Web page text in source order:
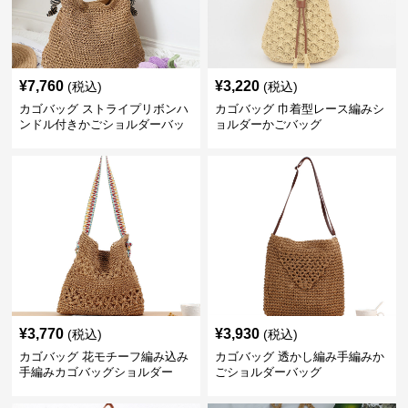
¥7,760 (税込)
カゴバッグ ストライプリボンハ
ンドル付きかごショルダーバッ
¥3,220 (税込)
カゴバッグ 巾着型レース編みシ
ョルダーかごバッグ
¥3,770 (税込)
カゴバッグ 花モチーフ編み込み
手編みカゴバッグショルダー
¥3,930 (税込)
カゴバッグ 透かし編み手編みか
ごショルダーバッグ